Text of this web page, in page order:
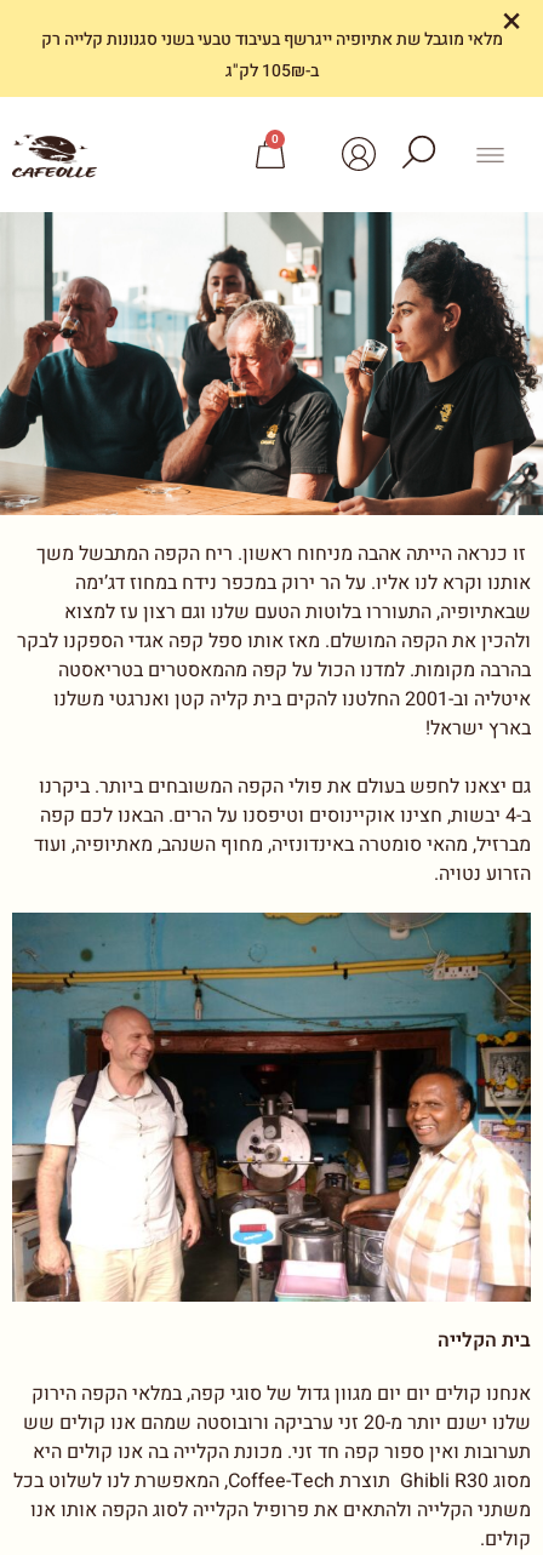
מלאי מוגבל שת אתיופיה ייגרשף בעיבוד טבעי בשני סגנונות קלייה רק
ב-105₪ לק"ג
×
0
זו כנראה הייתה אהבה מניחוח ראשון. ריח הקפה המתבשל משך
אותנו וקרא לנו אליו. על הר ירוק במכפר נידח במחוז דג’ימה
שבאתיופיה, התעוררו בלוטות הטעם שלנו וגם רצון עז למצוא
ולהכין את הקפה המושלם. מאז אותו ספל קפה אגדי הספקנו לבקר
בהרבה מקומות. למדנו הכול על קפה מהמאסטרים בטריאסטה
איטליה וב-2001 החלטנו להקים בית קליה קטן ואנרגטי משלנו
בארץ ישראל!
גם יצאנו לחפש בעולם את פולי הקפה המשובחים ביותר. ביקרנו
ב-4 יבשות, חצינו אוקיינוסים וטיפסנו על הרים. הבאנו לכם קפה
מברזיל, מהאי סומטרה באינדונזיה, מחוף השנהב, מאתיופיה, ועוד
הזרוע נטויה.
בית הקלייה
אנחנו קולים יום יום מגוון גדול של סוגי קפה, במלאי הקפה הירוק
שלנו ישנם יותר מ-20 זני ערביקה ורובוסטה שמהם אנו קולים שש
תערובות ואין ספור קפה חד זני. מכונת הקלייה בה אנו קולים היא
מסוג Ghibli R30 תוצרת Coffee-Tech, המאפשרת לנו לשלוט בכל
משתני הקלייה ולהתאים את פרופיל הקלייה לסוג הקפה אותו אנו
קולים.